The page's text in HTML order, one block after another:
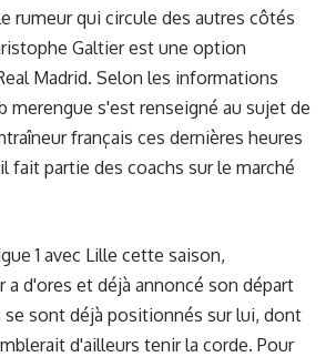
rumeur qui circule des autres côtés
Galtier est une option
Madrid. Selon les informations
merengue s'est renseigné au sujet de
français ces dernières heures
fait partie des coachs sur le marché
1 avec Lille cette saison,
a d'ores et déjà annoncé son départ
se sont déjà positionnés sur lui, dont
d'ailleurs tenir la corde. Pour